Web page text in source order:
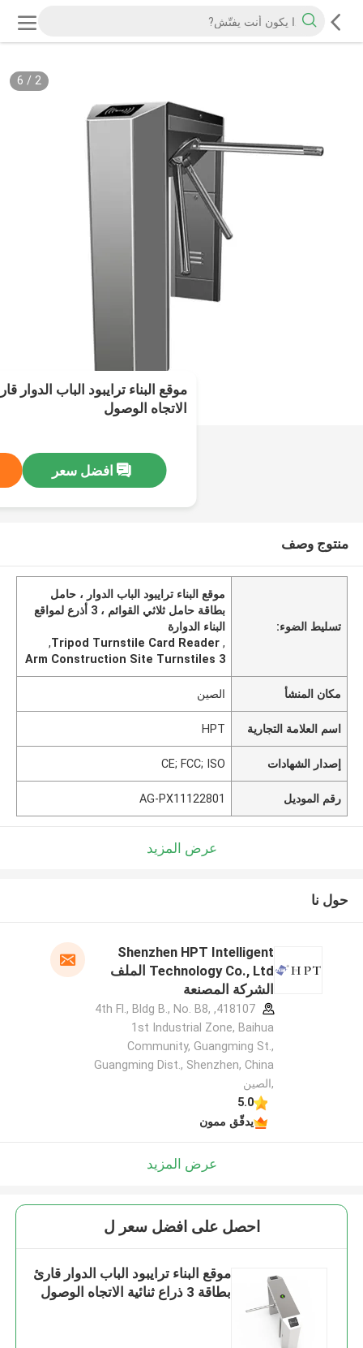
2
/
6
الاتجاه الوصول
افضل سعر
منتوج وصف
تسليط الضوء:
موقع البناء ترايبود الباب الدوار ، حامل
بطاقة حامل ثلاثي القوائم ، 3 أذرع لمواقع
البناء الدوارة
,
Tripod Turnstile Card Reader
,
3 Arm Construction Site Turnstiles
مكان المنشأ الصين
اسم العلامة التجارية HPT
إصدار الشهادات CE; FCC; ISO
رقم الموديل AG-PX11122801
عرض المزيد
حول نا
Shenzhen HPT Intelligent
Technology Co., Ltd الملف
الشركة المصنعة
418107, 4th Fl., Bldg B., No. B8,
1st Industrial Zone, Baihua
Community, Guangming St.,
Guangming Dist., Shenzhen, China
,الصين
5.0
يدقّق ممون
عرض المزيد
احصل على افضل سعر ل
موقع البناء ترايبود الباب الدوار قارئ
بطاقة 3 ذراع ثنائية الاتجاه الوصول